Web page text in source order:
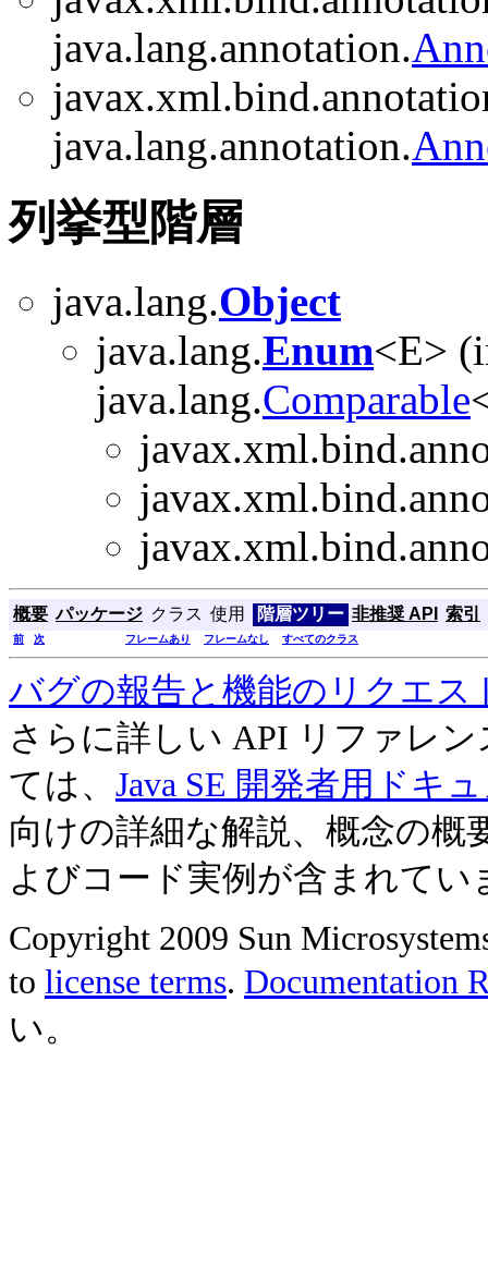
java.lang.annotation.
java.lang.annotation.
列挙型階層
java.lang.Object
java.lang.Enum<E>
java.lang.Comparable
概要 パッケージ クラス 使用 階層ツリー 非推奨 API 索引
前 次 フレームあり フレームなし すべてのクラス
バグの報告と機能のリクエス
さらに詳しい API リファレ
ては、 Java SE 開発者用ドキ
向けの詳細な解説、概念の概
よびコード実例が含まれてい
Copyright 2009 Sun
to license terms. Documentation
い。